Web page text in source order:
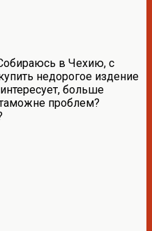
в Чехию, с
недорогое издение
больше
проблем?